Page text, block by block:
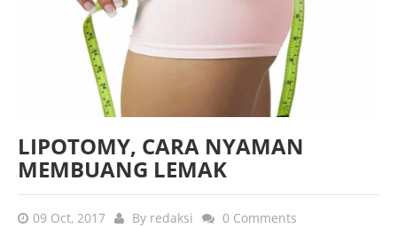
LIPOTOMY, CARA NYAMAN
MEMBUANG LEMAK
09 Oct, 2017 By redaksi 0 Comments